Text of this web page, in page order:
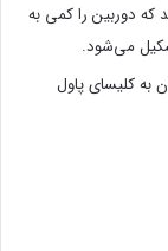
که دوربین را کمی به
می‌شود.
به کلیسای پاول